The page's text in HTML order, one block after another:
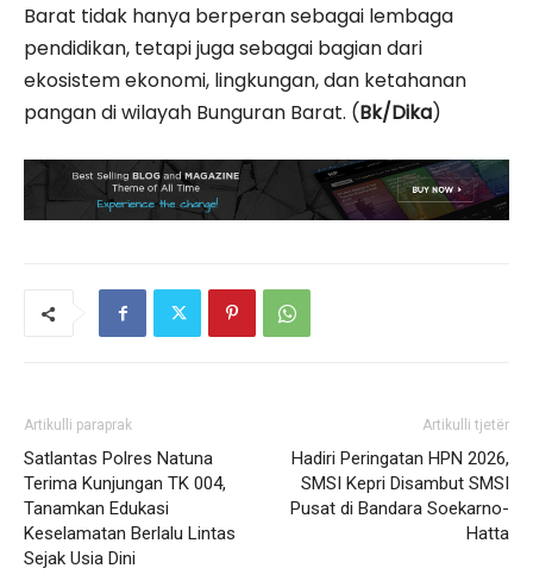
Barat tidak hanya berperan sebagai lembaga
pendidikan, tetapi juga sebagai bagian dari
ekosistem ekonomi, lingkungan, dan ketahanan
pangan di wilayah Bunguran Barat. (Bk/Dika)
Artikulli paraprak
Satlantas Polres Natuna
Terima Kunjungan TK 004,
Tanamkan Edukasi
Keselamatan Berlalu Lintas
Sejak Usia Dini
Artikulli tjetër
Hadiri Peringatan HPN 2026,
SMSI Kepri Disambut SMSI
Pusat di Bandara Soekarno-
Hatta